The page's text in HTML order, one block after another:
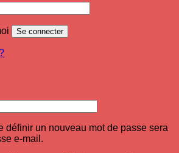
Se connecter
définir un nouveau mot de passe sera
e-mail.